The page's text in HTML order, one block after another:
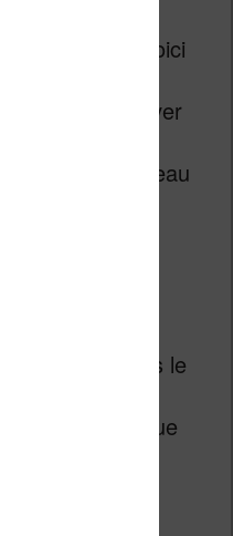
cachent ici. Voici
les marges
désactiver
ou encore
MOBI « nouveau
le
des
polices dans le
ou
(pratique